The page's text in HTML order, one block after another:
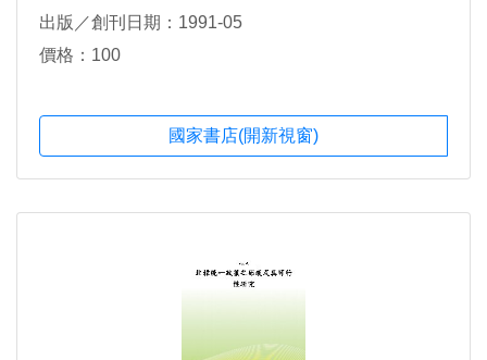
出版／創刊日期：1991-05
價格：100
國家書店(開新視窗)